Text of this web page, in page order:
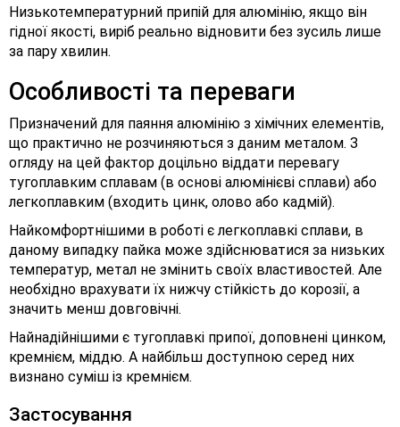
Низькотемпературний припій для алюмінію, якщо він
гідної якості, виріб реально відновити без зусиль лише
за пару хвилин.
Особливості та переваги
Призначений для паяння алюмінію з хімічних елементів,
що практично не розчиняються з даним металом. З
огляду на цей фактор доцільно віддати перевагу
тугоплавким сплавам (в основі алюмінієві сплави) або
легкоплавким (входить цинк, олово або кадмій).
Найкомфортнішими в роботі є легкоплавкі сплави, в
даному випадку пайка може здійснюватися за низьких
температур, метал не змінить своїх властивостей. Але
необхідно врахувати їх нижчу стійкість до корозії, а
значить менш довговічні.
Найнадійнішими є тугоплавкі припої, доповнені цинком,
кремнієм, міддю. А найбільш доступною серед них
визнано суміш із кремнієм.
Застосування